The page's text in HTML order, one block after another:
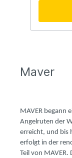
Maver
MAVER begann
Angelruten der
erreicht, und bis
erfolgt in der
Teil von